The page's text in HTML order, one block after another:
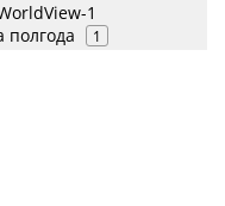
1
полгода
1